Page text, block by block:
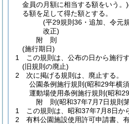
金員の月額に相当する額をいう。)
る額を足して得た額とする。
(平29規則36・追加、令元
改正)
附 則
(施行期日)
1
この規則は、公布の日から施行す
(旧規則の廃止)
2
次に掲げる規則は、廃止する。
公園条例施行規則 (昭和29年横
運動場使用条例施行規則 (昭和
附 則(昭和37年7月7日規則
1
この規則は、昭和37年7月8日か
2
有料公園施設使用許可申請書、